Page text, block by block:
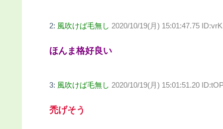
2: 風吹けば毛無し 2020/10/19(月) 15:01:47.75
ほんま格好良い
3: 風吹けば毛無し 2020/10/19(月) 15:01:51.20
禿げそう